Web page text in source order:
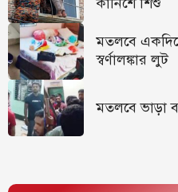
মতলবে
স্বর্ণালঙ্কার লুট
মতলবে ভাড়া